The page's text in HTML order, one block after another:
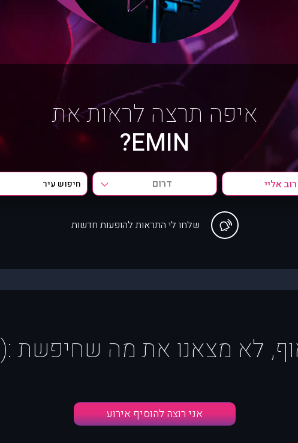
איפה תרצה לראות את
EMIN?
דרום
שלחו לי התראות להופעות חדשות
לא מצאנו את מה שחיפשת :(
אני רוצה להוסיף אירוע